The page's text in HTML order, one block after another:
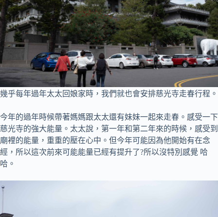
幾乎每年過年太太回娘家時，我們就也會安排慈光寺走春行程。
今年的過年時候帶著媽媽跟太太還有妹妹一起來走春。感受一下
慈光寺的強大能量。太太說，第一年和第二年來的時候，感受到
廟裡的能量，重重的壓在心中。但今年可能因為他開始有在念
經，所以這次前來可能能量已經有提升了?所以沒特別感覺 哈
哈。